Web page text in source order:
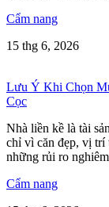
Cẩm nang
15 thg 6, 2026
Lưu Ý Khi Chọn
Cọc
Nhà liền kề là tài
chỉ vì căn đẹp, vị trí
những rủi ro
Cẩm nang